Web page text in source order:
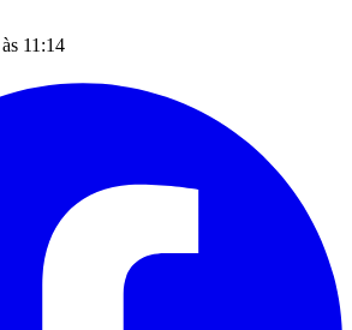
11:14